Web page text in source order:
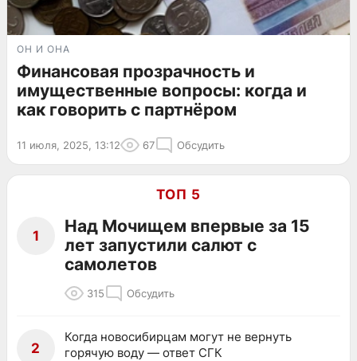
ОН И ОНА
Финансовая прозрачность и
имущественные вопросы: когда и
как говорить с партнёром
11 июля, 2025, 13:12 67 Обсудить
ТОП 5
1
Над Мочищем впервые за 15
лет запустили салют с
самолетов
315 Обсудить
2
Когда новосибирцам могут не вернуть
горячую воду — ответ СГК